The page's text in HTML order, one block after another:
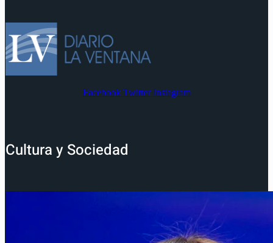
Facebook Twitter Instagram
Cultura y Sociedad